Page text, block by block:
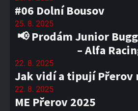
#06 Dolní Bousov
25. 8. 2025
📢 Prodám Junior
– Alfa
22. 8. 2025
Jak vidí a tipují Přerov
22. 8. 2025
ME Přerov 2025